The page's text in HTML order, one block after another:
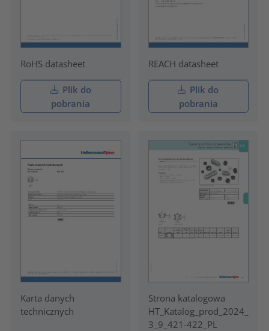
RoHS datasheet
Plik do
pobrania
REACH datasheet
Plik do
pobrania
Karta danych
technicznych
Strona katalogowa
HT_Katalog_prod_2024_
3_9_421-422_PL